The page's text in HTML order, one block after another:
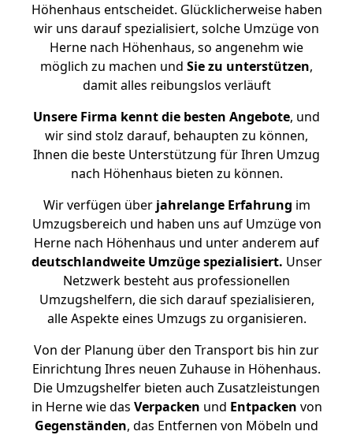
Höhenhaus entscheidet. Glücklicherweise haben
wir uns darauf spezialisiert, solche Umzüge von
Herne nach Höhenhaus, so angenehm wie
möglich zu machen und Sie zu unterstützen,
damit alles reibungslos verläuft
Unsere Firma kennt die besten Angebote, und
wir sind stolz darauf, behaupten zu können,
Ihnen die beste Unterstützung für Ihren Umzug
nach Höhenhaus bieten zu können.
Wir verfügen überjahrelange Erfahrung im
Umzugsbereich und haben uns auf Umzüge von
Herne nach Höhenhaus und unter anderem auf
deutschlandweite Umzüge spezialisiert. Unser
Netzwerk besteht aus professionellen
Umzugshelfern, die sich darauf spezialisieren,
alle Aspekte eines Umzugs zu organisieren.
Von der Planung über den Transport bis hin zur
Einrichtung Ihres neuen Zuhause in Höhenhaus.
Die Umzugshelfer bieten auch Zusatzleistungen
in Herne wie das Verpacken und Entpacken von
Gegenständen, das Entfernen von Möbeln und